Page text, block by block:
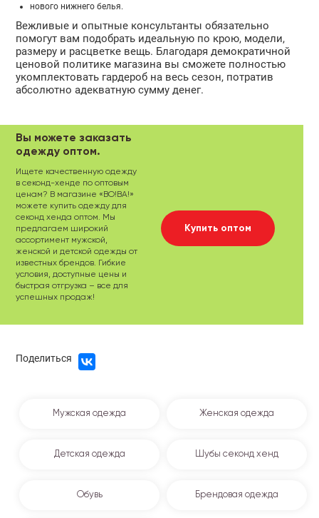
нового нижнего белья.
Вежливые и опытные консультанты обязательно
помогут вам подобрать идеальную по крою, модели,
размеру и расцветке вещь. Благодаря демократичной
ценовой политике магазина вы сможете полностью
укомплектовать гардероб на весь сезон, потратив
абсолютно адекватную сумму денег.
Вы можете заказать
одежду оптом.
Ищете качественную одежду
в секонд-хенде по оптовым
ценам? В магазине «ВО!ВА!»
можете купить одежду для
секонд хенда оптом. Мы
предлагаем широкий
ассортимент мужской,
женской и детской одежды от
известных брендов. Гибкие
условия, доступные цены и
быстрая отгрузка – все для
успешных продаж!
Купить оптом
Поделиться
Мужская одежда Женская одежда
Детская одежда Шубы секонд хенд
Обувь Брендовая одежда